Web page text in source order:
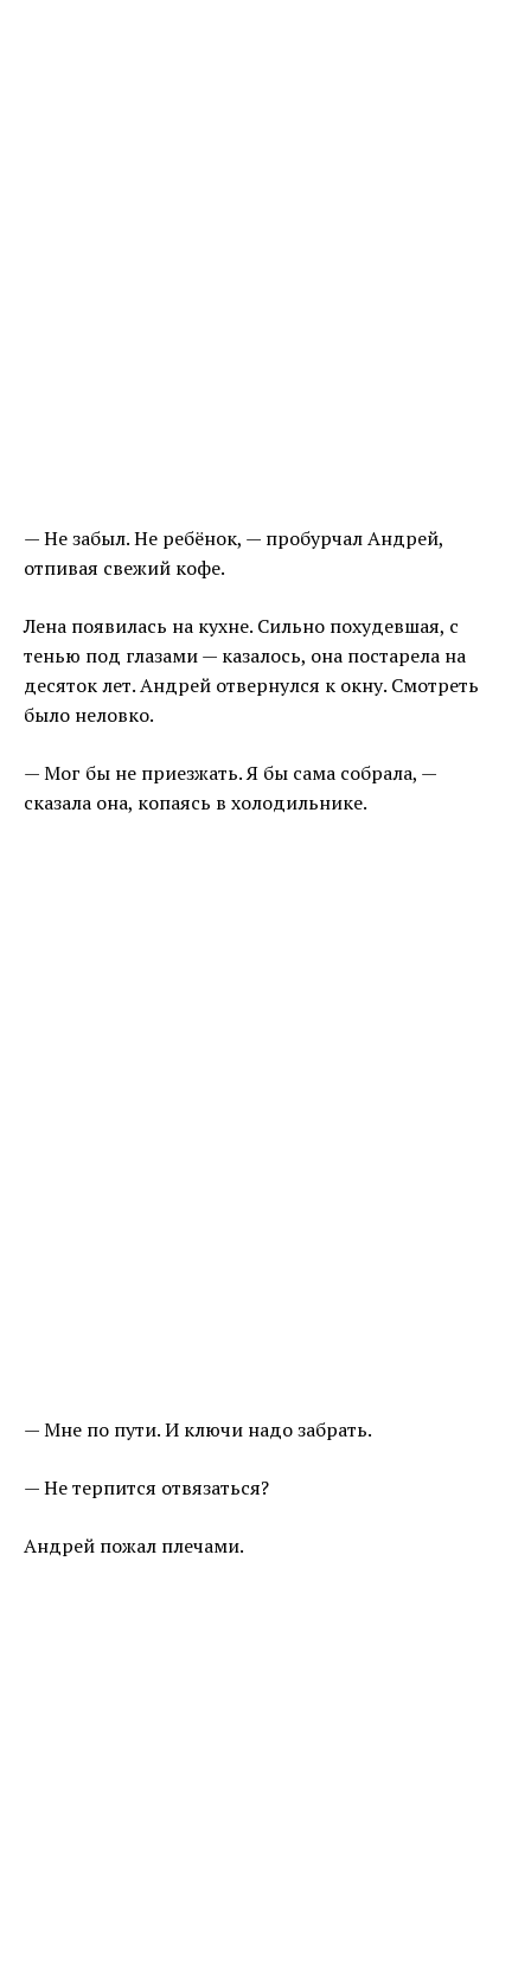
— Не забыл. Не ребёнок, — пробурчал Андрей,
отпивая свежий кофе.
Лена появилась на кухне. Сильно похудевшая, с
тенью под глазами — казалось, она постарела на
десяток лет. Андрей отвернулся к окну. Смотреть
было неловко.
— Мог бы не приезжать. Я бы сама собрала, —
сказала она, копаясь в холодильнике.
— Мне по пути. И ключи надо забрать.
— Не терпится отвязаться?
Андрей пожал плечами.